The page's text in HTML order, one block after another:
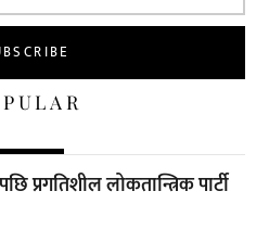
प्रगतिशील लोकतान्त्रिक पार्टी